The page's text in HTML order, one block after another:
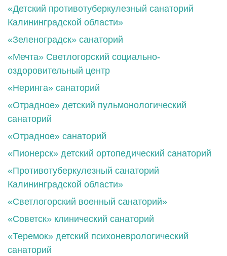
«Детский противотуберкулезный санаторий
Калининградской области»
«Зеленоградск» санаторий
«Мечта» Светлогорский социально-
оздоровительный центр
«Неринга» санаторий
«Отрадное» детский пульмонологический
санаторий
«Отрадное» санаторий
«Пионерск» детский ортопедический санаторий
«Противотуберкулезный санаторий
Калининградской области»
«Светлогорский военный санаторий»
«Советск» клинический санаторий
«Теремок» детский психоневрологический
санаторий